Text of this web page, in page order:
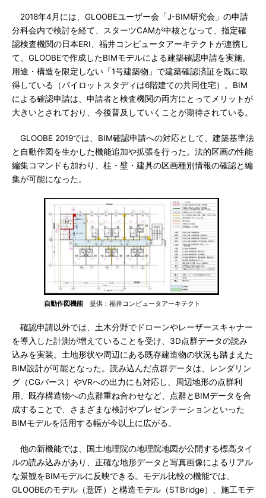
2018年4月には、GLOOBEユーザー会「J-BIM研究会」の申請
分科会内で検討を経て、スターツCAMが中核となって、指定確
認検査機関の日本ERI、福井コンピュータアーキテクトが連携し
て、GLOOBEで作成したBIMモデルによる建築確認申請を実施。
用途・構造を限定しない「1号建築物」で建築確認済証を既に取
得している（パイロットスタディは6階建ての共同住宅）。BIM
による確認申請は、申請者と検査機関の両方にとってメリットが
大きいとされており、今後普及していくことが期待されている。
GLOOBE 2019では、BIM確認申請への対応として、建築基準法
と自動作図を生かした機能追加や拡張を行った。法的区画の性能
編集コマンドも加わり、柱・壁・建具の区画種別情報の確認と編
集が可能になった。
自動作図機能提供：福井コンピュータアーキテクト
確認申請以外では、土木分野でドローンやレーザースキャナー
を導入した計測が増えていることを受け、3D点群データの読み
込みを実装。土地形状や周辺にある既存建造物の状況も踏まえた
BIM設計が可能となった。読み込んだ点群データは、レンダリン
グ（CGパース）やVRへの出力にも対応し、周辺地形の点群利
用、既存構造物への点群重ね合わせなど、点群とBIMデータを合
成することで、さまざまな検討やプレゼンテーションといった
BIMモデルを活用する幅が今以上に広がる。
他の新機能では、国土地理院の地理院地図が公開する標高タイ
ルの読み込みがあり、正確な地形データと写真画像によるリアル
な景観をBIMモデルに反映できる。モデル比較の機能では、
GLOOBEのモデル（意匠）と構造モデル（STBridge）、施工モデ